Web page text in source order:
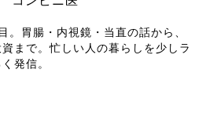
。胃腸・内視鏡・当直の話から、
まで。忙しい人の暮らしを少しラ
発信。